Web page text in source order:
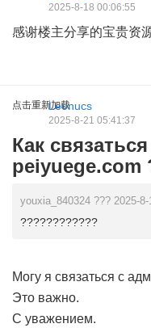
2025-8-18 00:06:55
感谢楼主分享的宝贵资源
点击重新加载Leonucs
2025-8-21 05:41:37
Как
peiyuege.com
youxia_840324 ??? 2025-
????????????
Могу я связаться с
Это важно.
С уважением.